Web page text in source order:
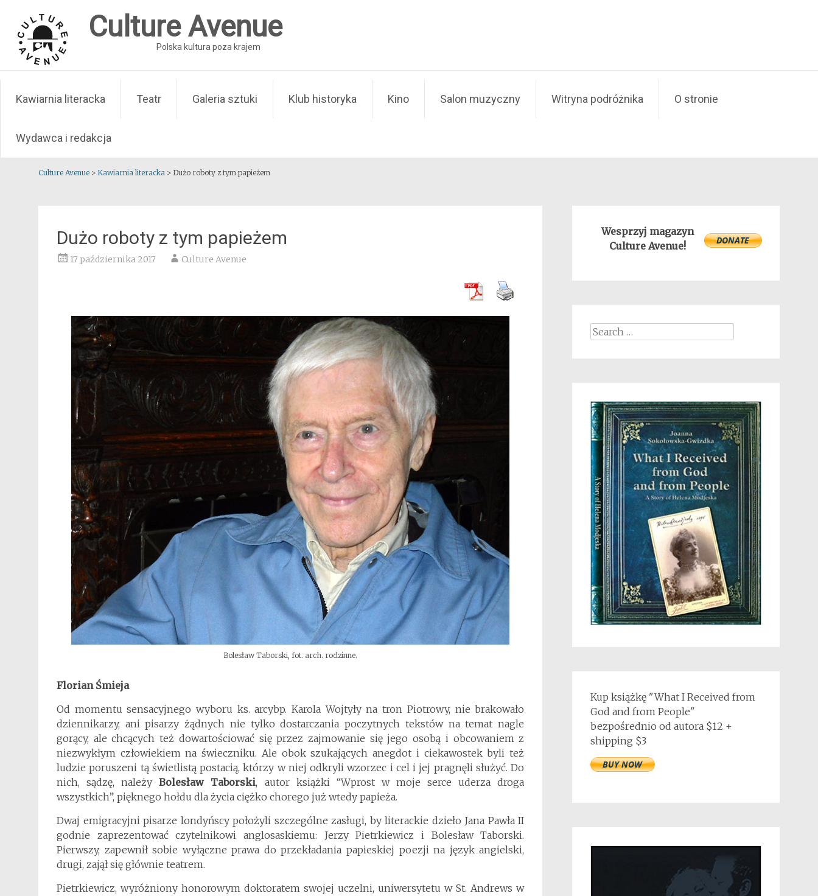
content
Culture Avenue
Polska kultura poza krajem
Kawiarnia literacka Teatr Galeria sztuki Klub historyka Kino Salon muzyczny Witryna podróżnika O stronie
Wydawca i redakcja
Culture Avenue > Kawiarnia literacka > Dużo roboty z tym papieżem
Dużo roboty z tym papieżem
17 października 2017 Culture Avenue
Bolesław Taborski, fot. arch. rodzinne.
Florian Śmieja
Od momentu sensacyjnego wyboru ks. arcybp. Karola Wojtyły na tron Piotrowy, nie brakowało
dziennikarzy, ani pisarzy żądnych nie tylko dostarczania poczytnych tekstów na temat nagle
gorący, ale chcących też dowartościować się przez zajmowanie się jego osobą i obcowaniem z
niezwykłym człowiekiem na świeczniku. Ale obok szukających anegdot i ciekawostek byli też
ludzie poruszeni tą świetlistą postacią, którzy w niej odkryli wzorzec i cel i jej pragnęli służyć. Do
nich, sądzę, należyBolesław Taborski, autor książki “Wprost w moje serce uderza droga
wszystkich”, pięknego hołdu dla życia ciężko chorego już wtedy papieża.
Dwaj emigracyjni pisarze londyńscy położyli szczególne zasługi, by literackie dzieło Jana Pawła II
godnie zaprezentować czytelnikowi anglosaskiemu: Jerzy Pietrkiewicz i Bolesław Taborski.
Pierwszy, zapewnił sobie wyłączne prawa do przekładania papieskiej poezji na język angielski,
drugi, zajął się głównie teatrem.
Pietrkiewicz, wyróżniony honorowym doktoratem swojej uczelni, uniwersytetu w St. Andrews w
Wesprzyj magazyn
Culture Avenue!
Search
Kup książkę "What I Received from
God and from People"
bezpośrednio od autora $12 +
shipping $3